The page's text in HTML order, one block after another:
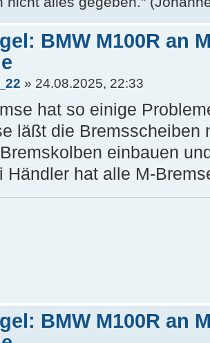
BMW M100R an
» 24.08.2025, 22:33
hat so einige
läßt die Bremsscheiben
einbauen
Händler hat alle M-
BMW M100R an